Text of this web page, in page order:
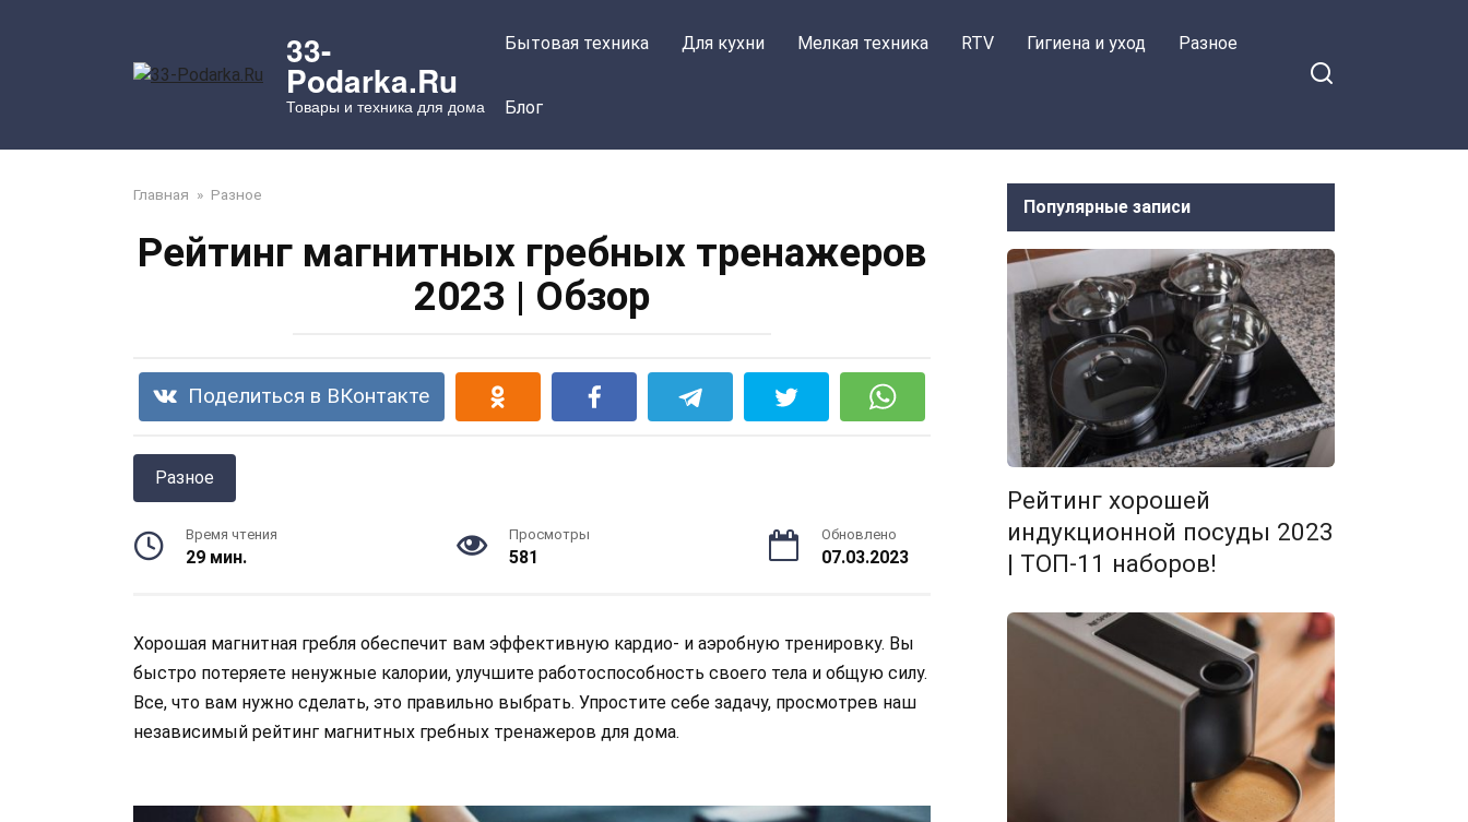
33-
Podarka.Ru
Товары и техника для дома
Бытовая техника Для кухни Мелкая техника RTV Гигиена и уход Разное
Блог
Главная » Разное
Рейтинг магнитных гребных тренажеров
2023 | Обзор
Поделиться в ВКонтакте
Разное
Время чтения
29 мин.
Просмотры
581
Обновлено
07.03.2023
Хорошая магнитная гребля обеспечит вам эффективную кардио- и аэробную тренировку. Вы
быстро потеряете ненужные калории, улучшите работоспособность своего тела и общую силу.
Все, что вам нужно сделать, это правильно выбрать. Упростите себе задачу, просмотрев наш
независимый рейтинг магнитных гребных тренажеров для дома.
Популярные записи
Рейтинг хорошей
индукционной посуды 2023
| ТОП-11 наборов!